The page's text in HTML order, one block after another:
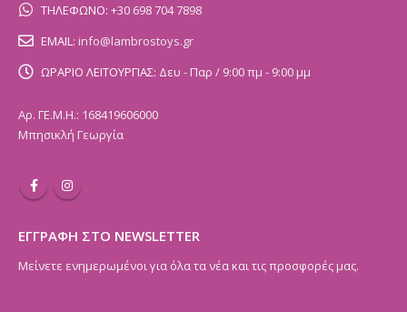
ΤΗΛΕΦΩΝΟ: +30 698 704 7898
EMAIL: info@lambrostoys.gr
ΩΡΑΡΙΟ ΛΕΙΤΟΥΡΓΙΑΣ: Δευ - Παρ / 9:00 πμ - 9:00 μμ
Αρ. ΓΕ.Μ.Η.: 168419606000
Μπησικλή Γεωργία
ΕΓΓΡΑΦΗ ΣΤΟ NEWSLETTER
Μείνετε ενημερωμένοι για όλα τα νέα και τις προσφορές μας.